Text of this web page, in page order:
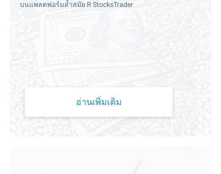
บนแพลตฟอร์มล้ำสมัย R StocksTrader
อ่านเพิ่มเติม